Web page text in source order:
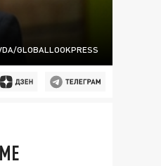
GLOBALLOOKPRESS